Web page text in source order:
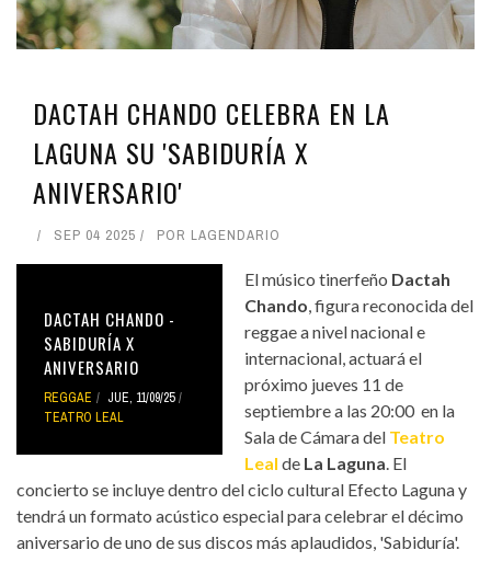
DACTAH CHANDO CELEBRA EN LA
LAGUNA SU 'SABIDURÍA X
ANIVERSARIO'
SEP 04 2025 POR LAGENDARIO
DACTAH CHANDO -
SABIDURÍA X
ANIVERSARIO
REGGAE
JUE, 11/09/25
TEATRO LEAL
El músico tinerfeño Dactah
Chando, figura reconocida del
reggae a nivel nacional e
internacional, actuará el
próximo jueves 11 de
septiembre a las 20:00 en la
Sala de Cámara del Teatro
Leal de La Laguna. El
concierto se incluye dentro del ciclo cultural Efecto Laguna y
tendrá un formato acústico especial para celebrar el décimo
aniversario de uno de sus discos más aplaudidos, 'Sabiduría'.